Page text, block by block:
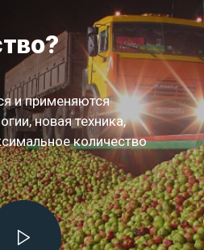
и применяются
новая техника,
количество